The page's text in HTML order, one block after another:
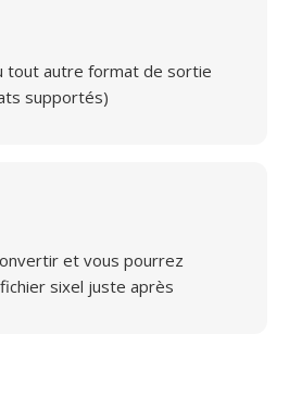
tout autre format de sortie
supportés)
et vous pourrez
sixel juste après